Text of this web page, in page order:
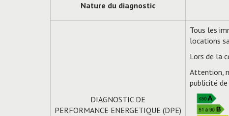
Nature du diagnostic
DIAGNOSTIC DE
PERFORMANCE ENERGETIQUE (DPE)
Tous les
locations
Lors de la
Attention,
publicité